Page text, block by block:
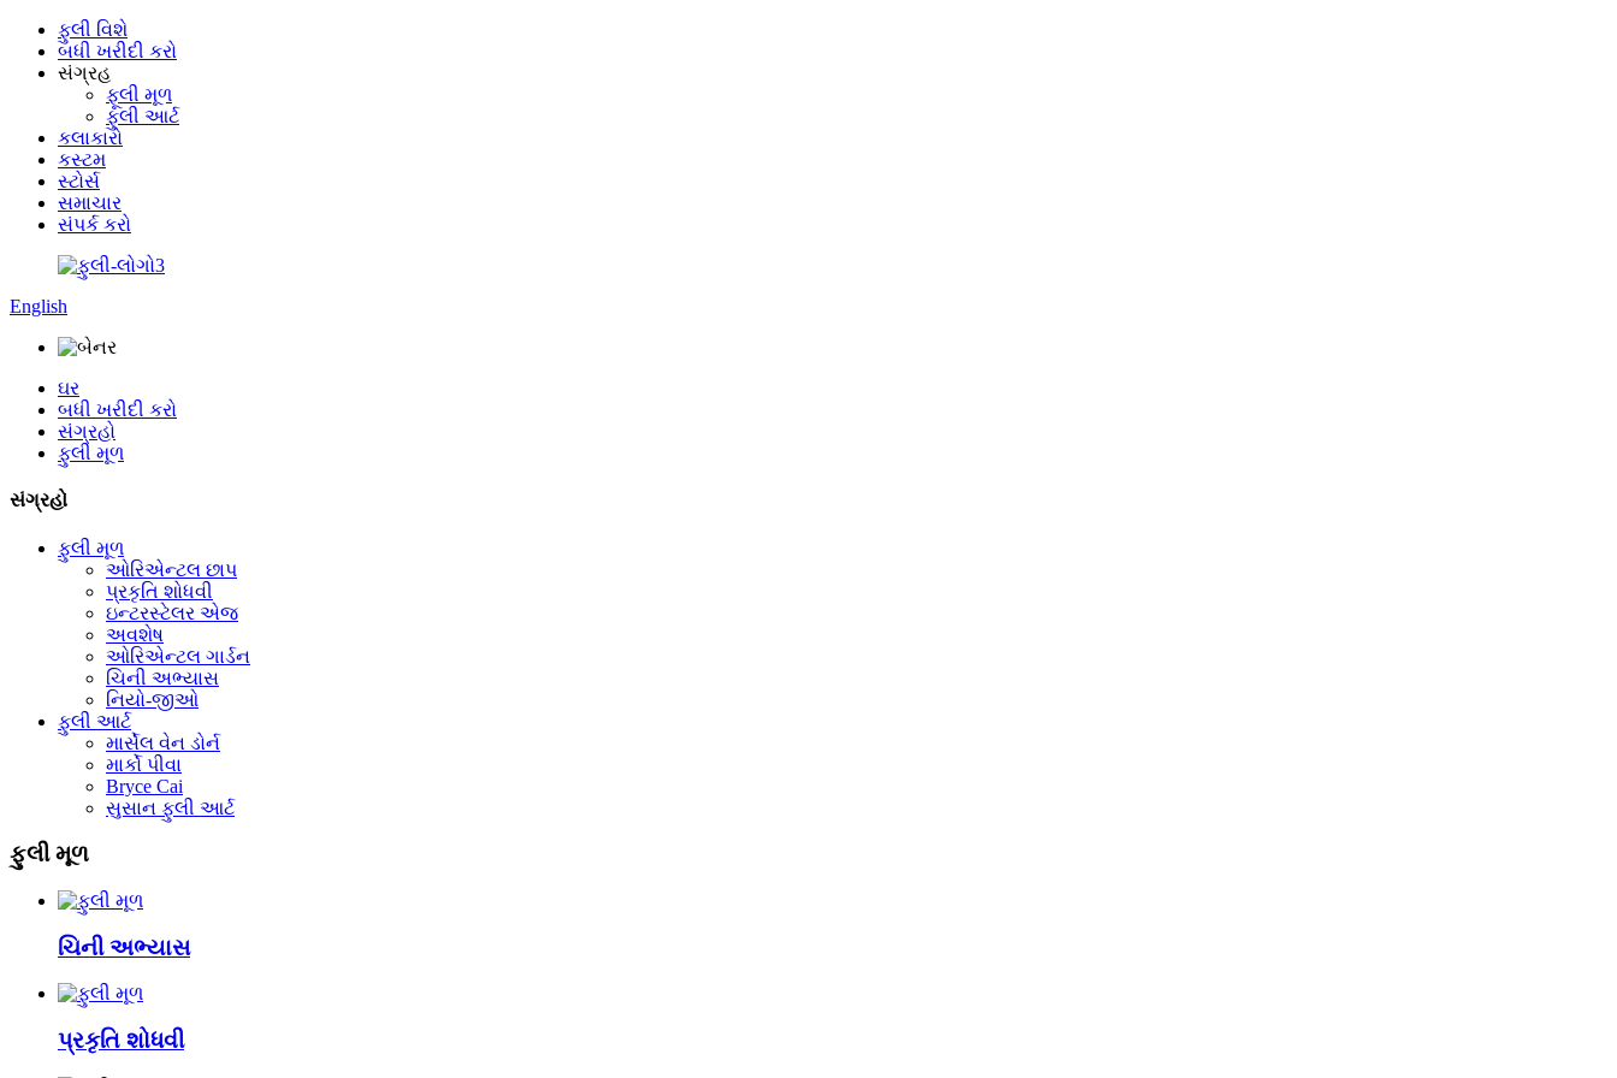
ફુલી વિશે
બધી ખરીદી કરો
સંગ્રહ
ફૂલી મૂળ
ફુલી આર્ટ
કલાકારો
કસ્ટમ
સ્ટોર્સ
સમાચાર
સંપર્ક કરો
English
ઘર
બધી ખરીદી કરો
સંગ્રહો
ફુલી મૂળ
સંગ્રહો
ફુલી મૂળ
ઓરિએન્ટલ છાપ
પ્રકૃતિ શોધવી
ઇન્ટરસ્ટેલર એજ
અવશેષ
ઓરિએન્ટલ ગાર્ડન
ચિની અભ્યાસ
નિયો-જીઓ
ફુલી આર્ટ
માર્સેલ વેન ડોર્ન
માર્કો પીવા
Bryce Cai
સુસાન ફુલી આર્ટ
ફુલી મૂળ
ચિની અભ્યાસ
પ્રકૃતિ શોધવી